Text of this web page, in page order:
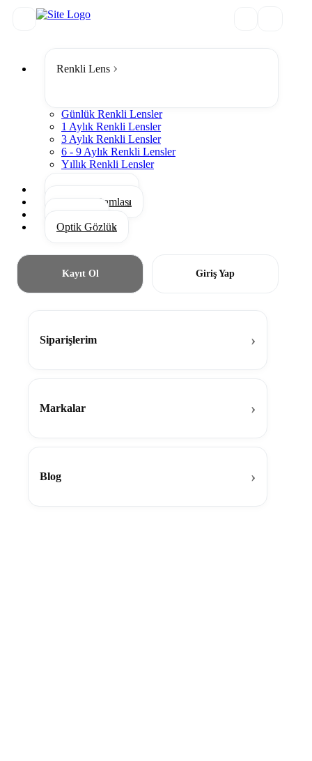
Renkli Lens
Günlük Renkli Lensler
1 Aylık Renkli Lensler
3 Aylık Renkli Lensler
6 - 9 Aylık Renkli Lensler
Yıllık Renkli Lensler
Gözyaşı Damlası
Optik Gözlük
Kayıt Ol Giriş Yap
Siparişlerim
Markalar
Blog